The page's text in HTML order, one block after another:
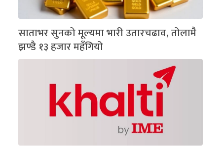
साताभर सुनको मूल्यमा भारी उतारचढाव, तोलामै
झण्डै १३ हजार महँगियो